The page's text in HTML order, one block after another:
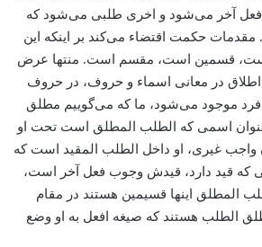
آخر می‌شود و اخری طلبی می‌شود که
مقدمات حکمت اقتضاء می‌کند بر اینکه این
قسمین است، مقسم است. منتها عرض
در معانی اسماء و حروف، در حروف
موجود می‌شود، ما که می‌گوییم مطلق
اسمی که الطلب المطلق است تحت او
غیری، او داخل الطلب المقید است که
که قید دارد، قیدش وجوب فعل آخر است،
المطلق اینها قسیمین هستند در مقام
الطلب هستند که صیغه افعل به او وضع